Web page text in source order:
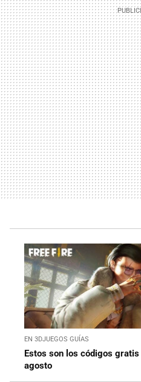
EN 3DJUEGOS GUÍAS
Estos son los códigos
agosto